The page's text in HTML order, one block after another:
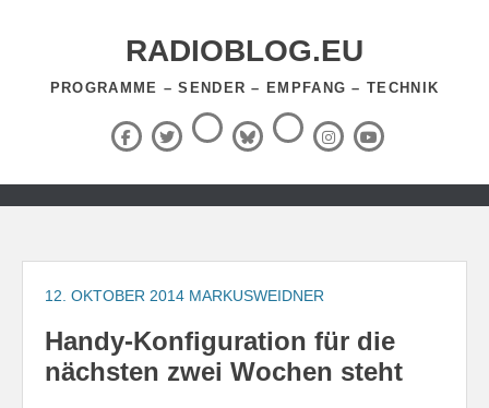
RADIOBLOG.EU
PROGRAMME – SENDER – EMPFANG – TECHNIK
Facebook
X
(Twitter)
ThreadsBlueSky
RSS-
Feed InstagramYouTube
Zum
springen
12. OKTOBER 2014 MARKUSWEIDNER
Handy-Konfiguration für die
nächsten zwei Wochen steht